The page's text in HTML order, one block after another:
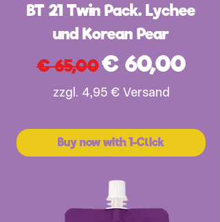
BT 21 Twin Pack. Lychee
und Korean Pear
Standardpreis
€ 65,00Sale-Preis
€ 60,00
zzgl. 4,95 € Versand
Buy now with 1-Click